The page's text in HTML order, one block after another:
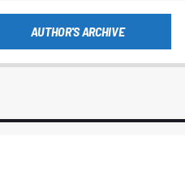
AUTHOR'S ARCHIVE